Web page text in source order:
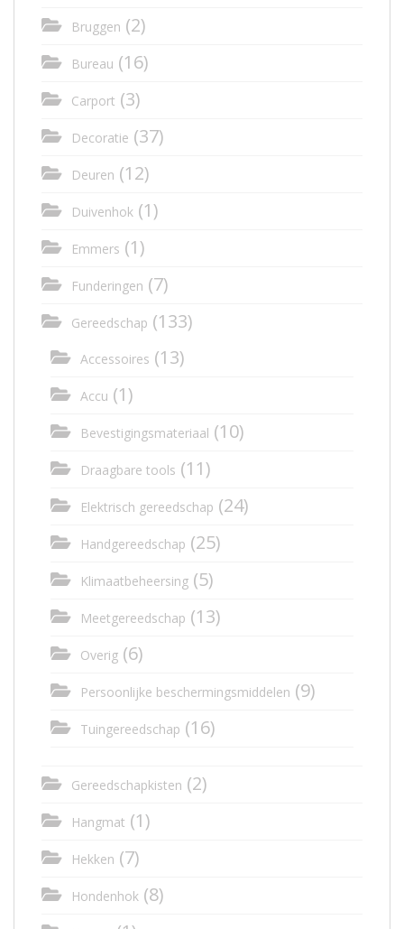
Bruggen (2)
Bureau (16)
Carport (3)
Decoratie (37)
Deuren (12)
Duivenhok (1)
Emmers (1)
Funderingen (7)
Gereedschap (133)
Accessoires (13)
Accu (1)
Bevestigingsmateriaal (10)
Draagbare tools (11)
Elektrisch gereedschap (24)
Handgereedschap (25)
Klimaatbeheersing (5)
Meetgereedschap (13)
Overig (6)
Persoonlijke beschermingsmiddelen (9)
Tuingereedschap (16)
Gereedschapkisten (2)
Hangmat (1)
Hekken (7)
Hondenhok (8)